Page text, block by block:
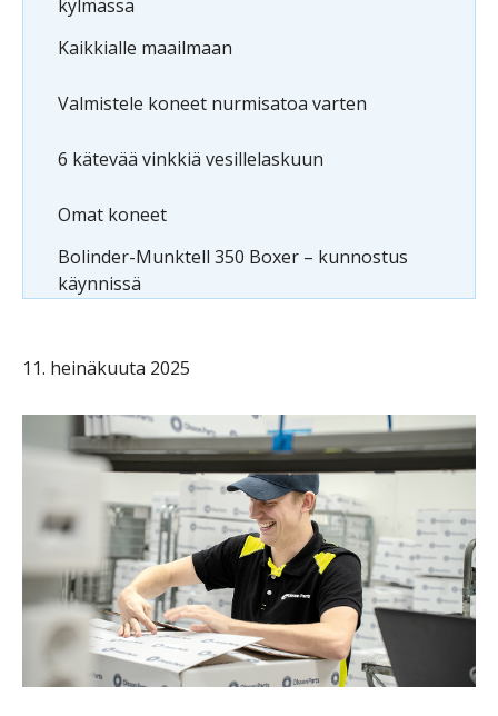
kylmässä
Kaikkialle maailmaan
Valmistele koneet nurmisatoa varten
6 kätevää vinkkiä vesillelaskuun
Omat koneet
Bolinder-Munktell 350 Boxer – kunnostus
käynnissä
11. heinäkuuta 2025